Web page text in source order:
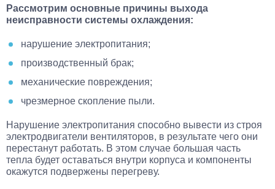
Рассмотрим основные причины выхода
неисправности системы охлаждения:
нарушение электропитания;
производственный брак;
механические повреждения;
чрезмерное скопление пыли.
Нарушение электропитания способно вывести из строя
электродвигатели вентиляторов, в результате чего они
перестанут работать. В этом случае большая часть
тепла будет оставаться внутри корпуса и компоненты
окажутся подвержены перегреву.